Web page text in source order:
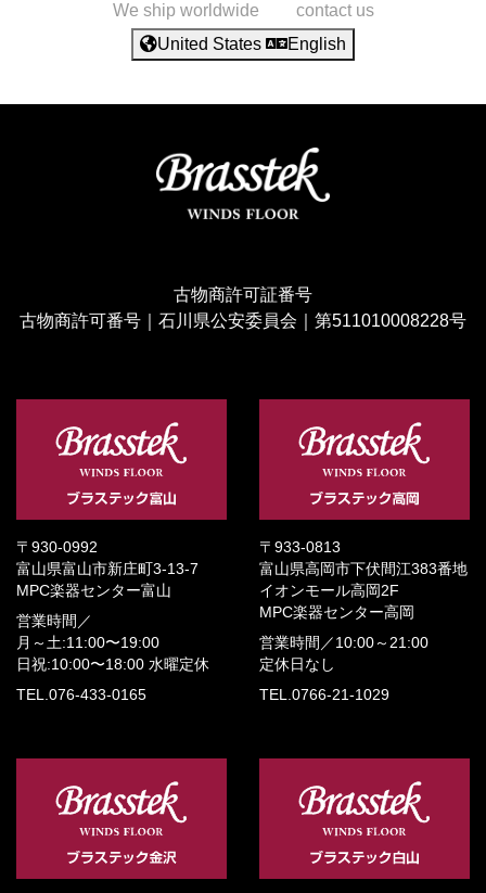
We ship worldwide
contact us
United States
English
古物商許可証番号
古物商許可番号｜石川県公安委員会｜第511010008228号
〒930-0992
富山県富山市新庄町3-13-7
MPC楽器センター富山
営業時間／
月～土:11:00〜19:00
日祝:10:00〜18:00 水曜定休
TEL.076-433-0165
〒933-0813
富山県高岡市下伏間江383番地
イオンモール高岡2F
MPC楽器センター高岡
営業時間／ 10:00～21:00
定休日なし
TEL.0766-21-1029